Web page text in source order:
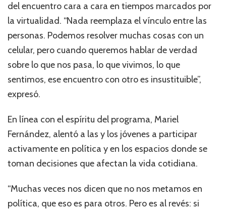
del encuentro cara a cara en tiempos marcados por
la virtualidad. “Nada reemplaza el vínculo entre las
personas. Podemos resolver muchas cosas con un
celular, pero cuando queremos hablar de verdad
sobre lo que nos pasa, lo que vivimos, lo que
sentimos, ese encuentro con otro es insustituible”,
expresó.
En línea con el espíritu del programa, Mariel
Fernández, alentó a las y los jóvenes a participar
activamente en política y en los espacios donde se
toman decisiones que afectan la vida cotidiana.
“Muchas veces nos dicen que no nos metamos en
política, que eso es para otros. Pero es al revés: si